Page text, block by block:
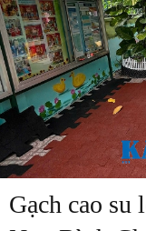
Gạch cao